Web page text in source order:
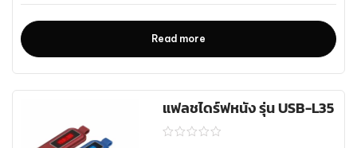
Read more
แฟลชไดร์ฟหนัง รุ่น USB-L35